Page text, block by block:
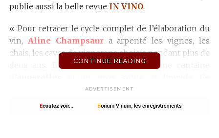
publie aussi la belle revue IN VINO.
« Pour retracer le cycle complet de l’élaboration du
vin, Aline Champsaura arpenté les vignes, les
chais, les caves de vignerons choisis pendant plus de
deux ans. Elle en a ramené plus d’une centaine
a les vertus du bon vin : il coule de
source, évoque la terre ou les saisons, les plantes ou
CONTINUE READING
ADVERTISEMENT